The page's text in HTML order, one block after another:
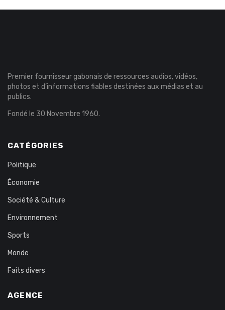
Premier fournisseur gabonais de ressources audios, vidéos,
photos et d’informations fiables destinées aux médias et au
publics.
Fondé le 30 Novembre 1960.
CATÉGORIES
Politique
Économie
Société & Culture
Environnement
Sports
Monde
Faits divers
AGENCE